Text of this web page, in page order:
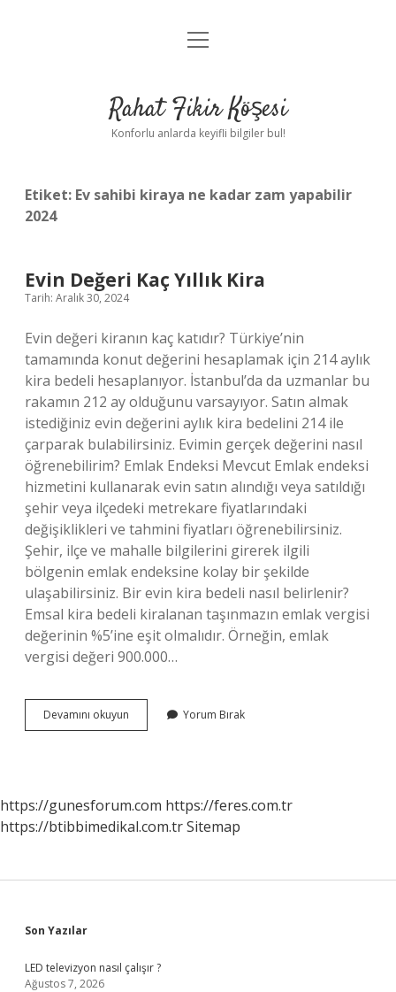
Anasayfa
Yasal Uyarı
menüyü
Rahat Fikir Köşesi
Konforlu anlarda keyifli bilgiler bul!
Etiket: Ev sahibi kiraya ne kadar zam yapabilir
2024
Evin Değeri Kaç Yıllık Kira
Tarih: Aralık 30, 2024
Evin değeri kiranın kaç katıdır? Türkiye’nin
tamamında konut değerini hesaplamak için 214 aylık
kira bedeli hesaplanıyor. İstanbul’da da uzmanlar bu
rakamın 212 ay olduğunu varsayıyor. Satın almak
istediğiniz evin değerini aylık kira bedelini 214 ile
çarparak bulabilirsiniz. Evimin gerçek değerini nasıl
öğrenebilirim? Emlak Endeksi Mevcut Emlak endeksi
hizmetini kullanarak evin satın alındığı veya satıldığı
şehir veya ilçedeki metrekare fiyatlarındaki
değişiklikleri ve tahmini fiyatları öğrenebilirsiniz.
Şehir, ilçe ve mahalle bilgilerini girerek ilgili
bölgenin emlak endeksine kolay bir şekilde
ulaşabilirsiniz. Bir evin kira bedeli nasıl belirlenir?
Emsal kira bedeli kiralanan taşınmazın emlak vergisi
değerinin %5’ine eşit olmalıdır. Örneğin, emlak
vergisi değeri 900.000…
Devamını okuyun
Değeri
Yorum Bırak
https://gunesforum.com https://feres.com.tr
https://btibbimedikal.com.trSitemap
Sidebar
Son Yazılar
LED televizyon nasıl çalışır ?
Ağustos 7, 2026